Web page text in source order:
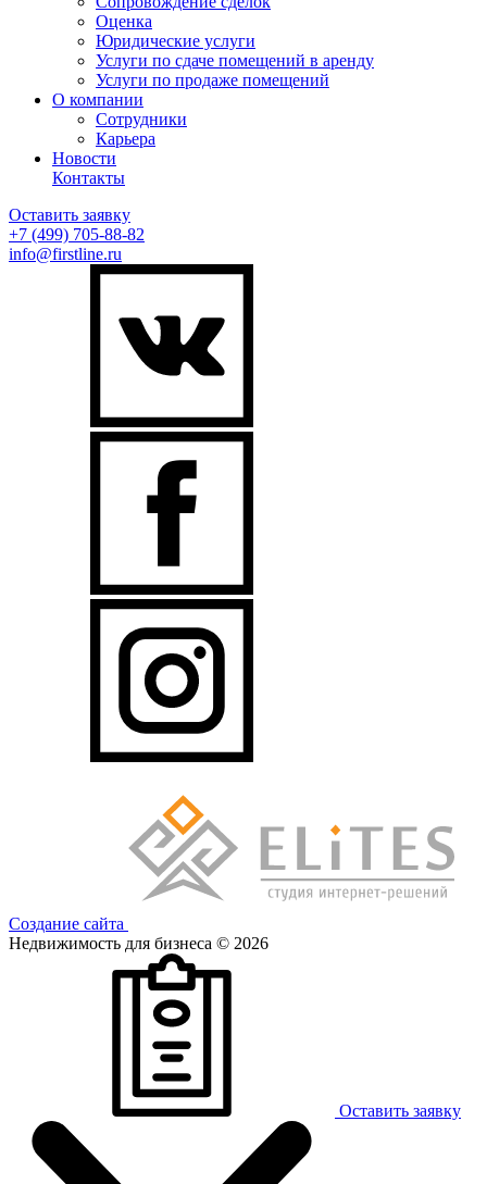
Оценка
Юридические услуги
Услуги по сдаче помещений в аренду
Услуги по продаже помещений
О компании
Сотрудники
Карьера
Новости
Контакты
Оставить заявку
+7 (499) 705-88-82
info@firstline.ru
Создание сайта
Недвижимость для бизнеса © 2026
Оставить заявку